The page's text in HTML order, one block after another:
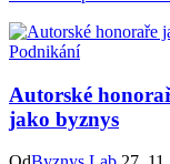
Podnikání
Autorské
jako byznys